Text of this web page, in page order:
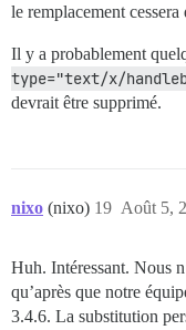
le remplacement
Il y a probablement
type="text/x/
devrait être supprimé.
nixo (nixo) Août 5,
19
Huh. Intéressant. Nous
qu’après que notre
3.4.6. La substitution